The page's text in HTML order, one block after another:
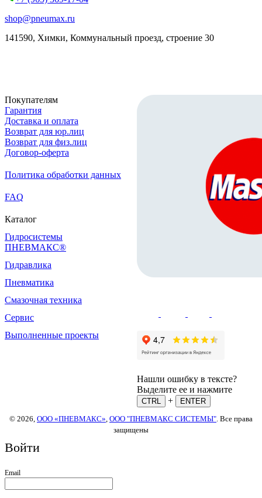
shop@pneumax.ru
141590, Химки, Коммунальный проезд, строение 30
Покупателям
Гарантия
Доставка и оплата
Возврат для юр.лиц
Возврат для физ.лиц
Договор-оферта
Политика обработки данных
FAQ
Каталог
Гидросистемы
ПНЕВМАКС®
Гидравлика
Пневматика
Смазочная техника
Сервис
Выполненные проекты
Нашли ошибку в тексте?
Выделите ее и нажмите
CTRL +
ENTER
© 2026, ООО «ПНЕВМАКС», ООО "ПНЕВМАКС СИСТЕМЫ". Все права
защищены
Войти
Email